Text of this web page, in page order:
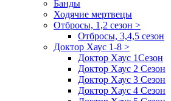
Банды
Ходячие мертвецы
Отбросы, 1,2 сезон >
Отбросы, 3,4,5 сезон
Доктор Хаус 1-8 >
Доктор Хаус 1Сезон
Доктор Хаус 2 Сезон
Доктор Хаус 3 Сезон
Доктор Хаус 4 Сезон